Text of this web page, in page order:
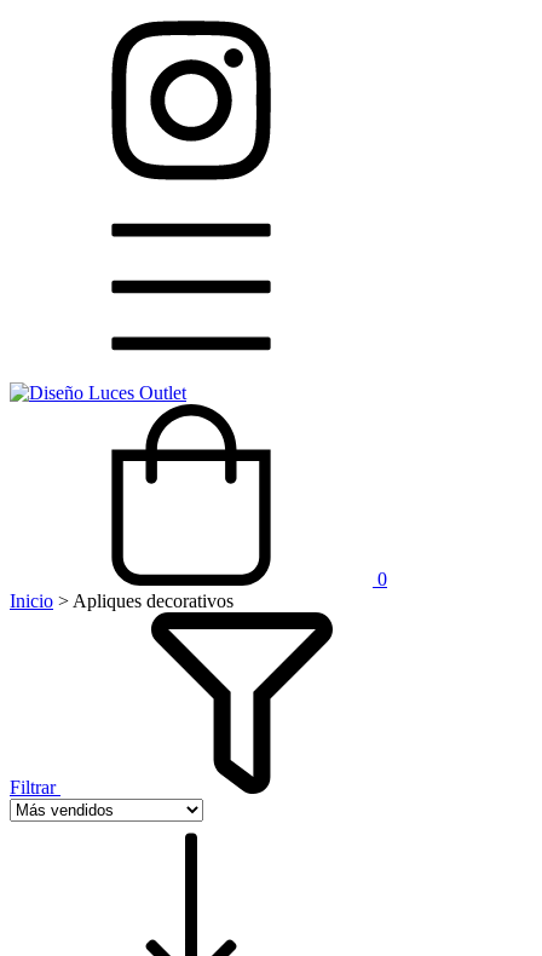
0
Inicio > Apliques decorativos
Filtrar